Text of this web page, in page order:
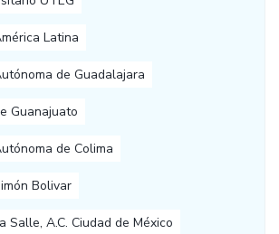
Latina
de Guadalajara
Guanajuato
de Colima
Bolivar
Salle, A.C. Ciudad de México